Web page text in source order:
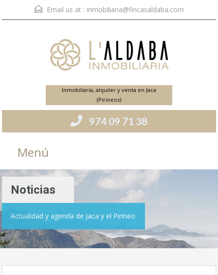
Email us at : inmobiliaria@fincasaldaba.com
Inmobiliaria, alquiler y venta en Jaca
(Pirineos)
974 09 71 38
Menú
Noticias
Actualidad y agenda de Jaca y el Pirineo